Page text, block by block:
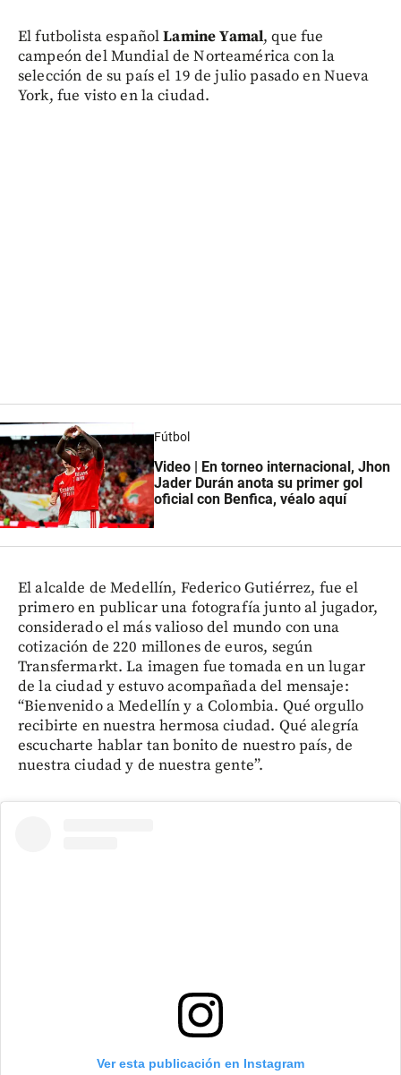
El futbolista españolLamine Yamal, que fue
campeón del Mundial de Norteamérica con la
selección de su país el 19 de julio pasado en Nueva
York, fue visto en la ciudad.
Fútbol
Video | En torneo internacional, Jhon
Jader Durán anota su primer gol
oficial con Benfica, véalo aquí
El alcalde de Medellín, Federico Gutiérrez, fue el
primero en publicar una fotografía junto al jugador,
considerado el más valioso del mundo con una
cotización de 220 millones de euros, según
Transfermarkt. La imagen fue tomada en un lugar
de la ciudad y estuvo acompañada del mensaje:
“Bienvenido a Medellín y a Colombia. Qué orgullo
recibirte en nuestra hermosa ciudad. Qué alegría
escucharte hablar tan bonito de nuestro país, de
nuestra ciudad y de nuestra gente”.
Ver esta publicación en Instagram